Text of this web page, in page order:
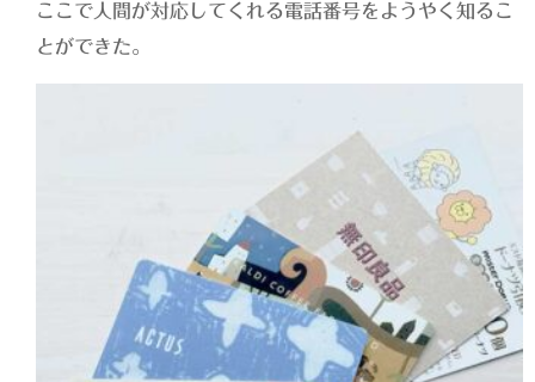
ここで人間が対応してくれる電話番号をようやく知るこ
とができた。